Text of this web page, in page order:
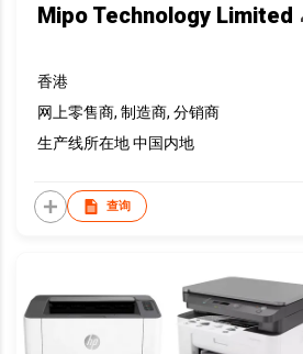
Mipo Technology Limited
香港
网上零售商, 制造商, 分销商
生产线所在地 中国内地
查询